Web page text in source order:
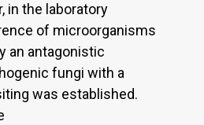
in the laboratory
of microorganisms
an antagonistic
fungi with a
was established.